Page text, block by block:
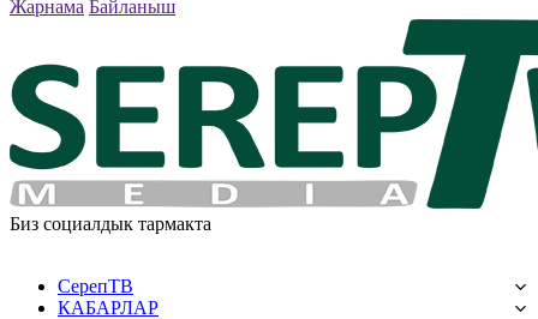
Жарнама Байланыш
Биз социалдык тармакта
СерепТВ
КАБАРЛАР